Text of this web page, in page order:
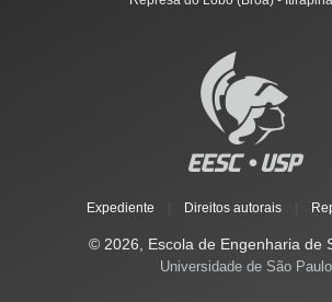
Expediente Direitos autorais
© 2026, Escola de Engenharia de
Universidade de São Paulo